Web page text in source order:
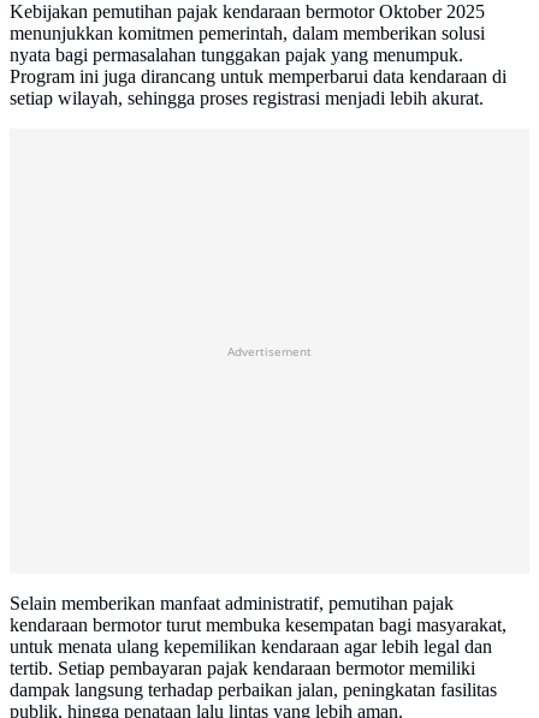
Kebijakan pemutihan pajak kendaraan bermotor Oktober 2025
menunjukkan komitmen pemerintah, dalam memberikan solusi
nyata bagi permasalahan tunggakan pajak yang menumpuk.
Program ini juga dirancang untuk memperbarui data kendaraan di
setiap wilayah, sehingga proses registrasi menjadi lebih akurat.
Advertisement
Selain memberikan manfaat administratif, pemutihan pajak
kendaraan bermotor turut membuka kesempatan bagi masyarakat,
untuk menata ulang kepemilikan kendaraan agar lebih legal dan
tertib. Setiap pembayaran pajak kendaraan bermotor memiliki
dampak langsung terhadap perbaikan jalan, peningkatan fasilitas
publik, hingga penataan lalu lintas yang lebih aman.